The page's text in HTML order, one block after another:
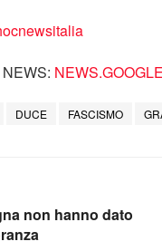
DUCE FASCISMO
non hanno dato